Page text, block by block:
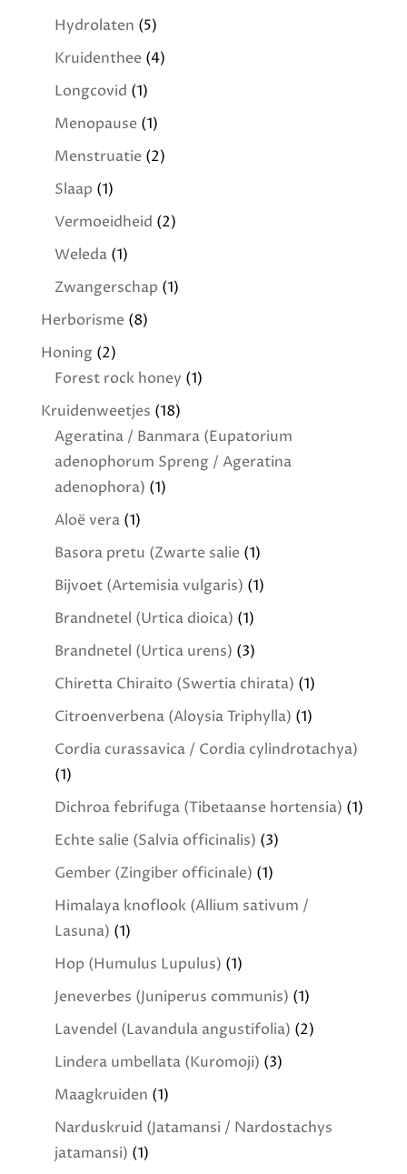
Hydrolaten (5)
Kruidenthee (4)
Longcovid (1)
Menopause (1)
Menstruatie (2)
Slaap (1)
Vermoeidheid (2)
Weleda(1)
Zwangerschap (1)
Herborisme (8)
Honing(2)
Forest rock honey (1)
Kruidenweetjes (18)
Ageratina / Banmara (Eupatorium
adenophorum Spreng / Ageratina
adenophora) (1)
Aloë vera(1)
Basora pretu (Zwarte salie (1)
Bijvoet (Artemisia vulgaris) (1)
Brandnetel (Urtica dioica) (1)
Brandnetel (Urtica urens) (3)
Chiretta Chiraito (Swertia chirata) (1)
Citroenverbena (Aloysia Triphylla) (1)
Cordia curassavica / Cordia cylindrotachya)
(1)
Dichroa febrifuga (Tibetaanse hortensia) (1)
Echte salie (Salvia officinalis) (3)
Gember (Zingiber officinale) (1)
Himalaya knoflook (Allium sativum /
Lasuna) (1)
Hop (Humulus Lupulus) (1)
Jeneverbes (Juniperus communis) (1)
Lavendel (Lavandula angustifolia) (2)
Lindera umbellata (Kuromoji) (3)
Maagkruiden (1)
Narduskruid (Jatamansi / Nardostachys
jatamansi) (1)